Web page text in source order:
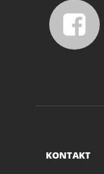
KONTAKT